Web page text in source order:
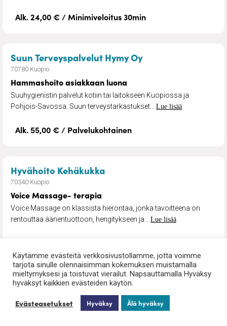
Alk. 24,00 € / Minimiveloitus 30min
Suun Terveyspalvelut Hymy Oy– Hammashoito
70780 Kuopio
Hammashoito asiakkaan luona
Suuhygienistin palvelut kotiin tai laitokseen Kuopiossa ja
Pohjois-Savossa. Suun terveystarkastukset... Lue lisää
Alk. 55,00 € / Palvelukohtainen
Hyvähoito Kehäkukka– Voice Massage- terapia
70340 Kuopio
Voice Massage- terapia
Voice Massage on klassista hierontaa, jonka tavoitteena on
rentouttaa äänentuottoon, hengitykseen ja... Lue lisää
Tyyni Hoiva Suomi Oy– Arjen apu
Arjen apu
Käytämme evästeitä verkkosivustollamme, jotta voimme
tarjota sinulle olennaisimman kokemuksen muistamalla
mieltymyksesi ja toistuvat vierailut. Napsauttamalla Hyväksy
hyväksyt kaikkien evästeiden käytön.
Evästeasetukset Hyväksy Älä hyväksy